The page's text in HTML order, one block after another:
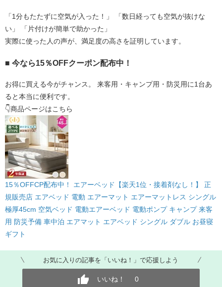
「1分もたたずに空気が入った！」 「数日経っても空気が抜けな
い」 「片付けが簡単で助かった」
実際に使った人の声が、満足度の高さを証明しています。
■ 今なら15％OFFクーポン配布中！
お得に買える今がチャンス。 来客用・キャンプ用・防災用に1台あ
ると本当に便利です。
👇商品ページはこちら
15％OFFCP配布中！ エアーベッド【楽天1位・接着剤なし！】 正
規販売店 エアベッド 電動 エアーマット エアーマットレス シングル
極厚45cm 空気ベッド 電動エアーベッド 電動ポンプ キャンプ 来客
用 防災予備 車中泊 エアマット エアベッド シングル ダブル お昼寝
ギフト
お気に入りの記事を「いいね！」で応援しよう
いいね！ 0